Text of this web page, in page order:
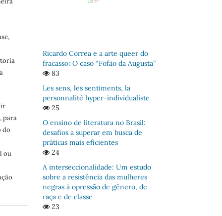
para
do
ou
Ricardo Correa e a arte queer do
fracasso: O caso “Fofão da Augusta”
83
Les sens, les sentiments, la
personnalité hyper-individualiste
25
O ensino de literatura no Brasil:
desafios a superar em busca de
práticas mais eficientes
24
A interseccionalidade: Um estudo
sobre a resistência das mulheres
negras à opressão de gênero, de
raça e de classe
23